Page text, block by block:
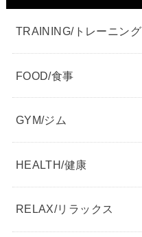
TRAINING/トレーニング
FOOD/食事
GYM/ジム
HEALTH/健康
RELAX/リラックス